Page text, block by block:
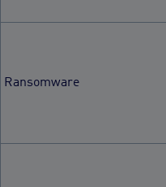
Ransomware